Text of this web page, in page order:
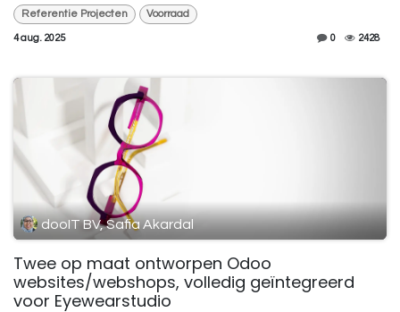
Referentie Projecten Voorraad
4 aug. 2025 0 2428
dooIT BV, Safia Akardal
Twee op maat ontworpen Odoo
websites/webshops, volledig geïntegreerd
voor Eyewearstudio